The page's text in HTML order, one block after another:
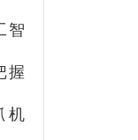
智
握
机